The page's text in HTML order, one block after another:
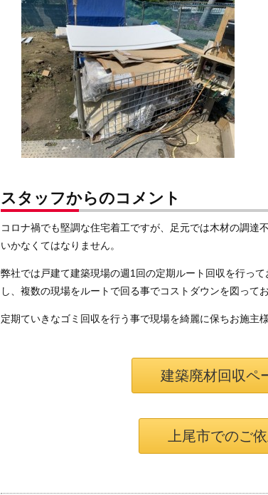
スタッフからのコメント
コロナ禍でも堅調な住宅着工ですが、足元では木材の調達
いかなくてはなりません。
弊社では戸建て建築現場の週1回の定期ルート回収を行っ
し、複数の現場をルートで回る事でコストダウンを図ってお
定期ていきなゴミ回収を行う事で現場を綺麗に保ちお施主
建築廃材回収ペ
上尾市でのご